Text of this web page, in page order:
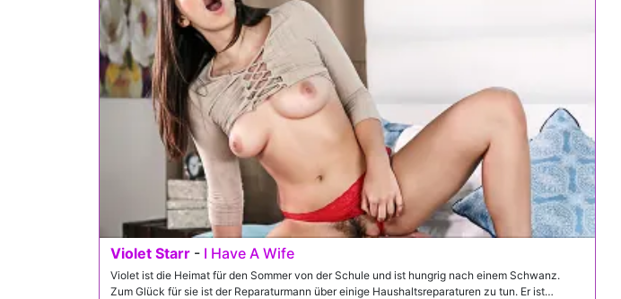
Violet Starr - I Have A Wife
Violet ist die Heimat für den Sommer von der Schule und ist hungrig nach einem Schwanz.
Zum Glück für sie ist der Reparaturmann über einige Haushaltsreparaturen zu tun. Er ist